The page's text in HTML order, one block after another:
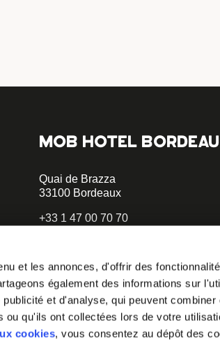
et les annonces, d'offrir des
également des informations sur
et d'analyse, qui peuvent combiner
qu'ils ont collectées lors de votre
cookies, vous consentez au dépôt des
MOB HOTEL
Quai de Brazza
33100 Bordeaux
+33 1 47 00 70 70